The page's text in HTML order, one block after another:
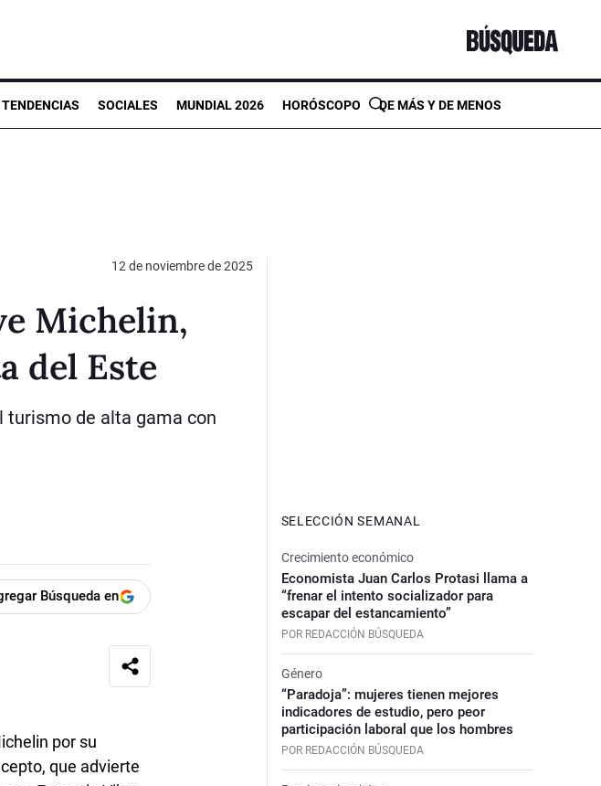
SOCIALES MUNDIAL 2026 HORÓSCOPO DE MÁS Y DE MENOS
12 de noviembre de 2025
Michelin,
del Este
turismo de alta gama con
Búsqueda en
por su
que advierte
SELECCIÓN SEMANAL
Crecimiento económico
Economista Juan Carlos Protasi llama a
“frenar el intento socializador para
escapar del estancamiento”
POR REDACCIÓN BÚSQUEDA
Género
“Paradoja”: mujeres tienen mejores
indicadores de estudio, pero peor
participación laboral que los hombres
POR REDACCIÓN BÚSQUEDA